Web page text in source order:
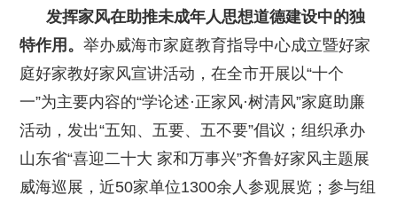
发挥家风在助推未成年人思想道德建设中的独
特作用。举办威海市家庭教育指导中心成立暨好家
庭好家教好家风宣讲活动，在全市开展以“十个
一”为主要内容的“学论述·正家风·树清风”家庭助廉
活动，发出“五知、五要、五不要”倡议；组织承办
山东省“喜迎二十大 家和万事兴”齐鲁好家风主题展
威海巡展，近50家单位1300余人参观展览；参与组